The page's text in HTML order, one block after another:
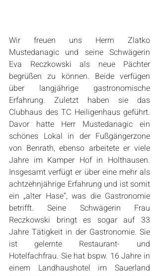
Wir freuen uns Herrn Zlatko
Mustedanagic und seine Schwägerin
Eva Reczkowski als neue Pächter
begrüßen zu können. Beide verfügen
über langjährige gastronomische
Erfahrung. Zuletzt haben sie das
Clubhaus des TC Heiligenhaus geführt.
Davor hatte Herr Mustedanagic ein
schönes Lokal in der Fußgängerzone
von Benrath, ebenso arbeitete er viele
Jahre im Kamper Hof in Holthausen.
Insgesamt verfügt er über eine mehr als
achtzehnjährige Erfahrung und ist somit
ein „alter Hase“, was die Gastronomie
betrifft. Seine Schwägerin Frau
Reczkowski bringt es sogar auf 33
Jahre Tätigkeit in der Gastronomie. Sie
ist gelernte Restaurant- und
Hotelfachfrau. Sie hat bspw. 16 Jahre in
einem Landhaushotel im Sauerland